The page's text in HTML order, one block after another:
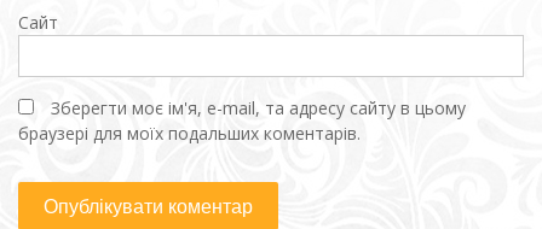
Сайт
Зберегти моє ім'я, e-mail, та адресу сайту в цьому
браузері для моїх подальших коментарів.